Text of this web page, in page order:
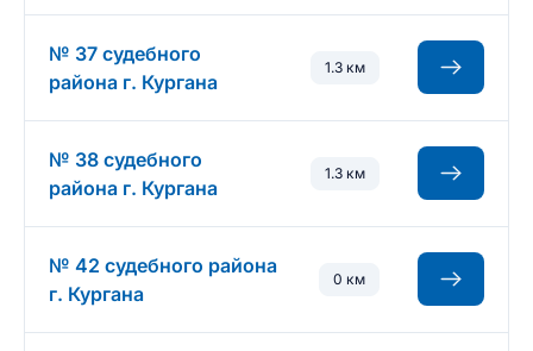
№ 37 судебного
района г. Кургана
1.3 км
№ 38 судебного
района г. Кургана
1.3 км
№ 42 судебного района
г. Кургана
0 км